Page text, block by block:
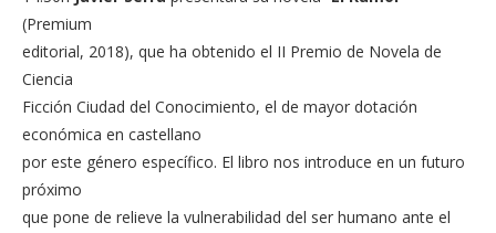
(Premium
editorial, 2018), que ha obtenido el II Premio de Novela de
Ciencia
Ficción Ciudad del Conocimiento, el de mayor dotación
económica en castellano
por este género específico. El libro nos introduce en un futuro
próximo
que pone de relieve la vulnerabilidad del ser humano ante el